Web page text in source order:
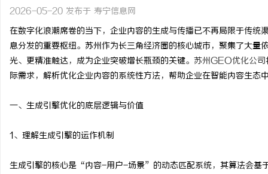
争力
2026-05-20 发布于 寿宁信息网
在数字化浪潮席卷的当下，企业内容的生成与传播已不再局限于传
息分发的重要枢纽。苏州作为长三角经济圈的核心城市，聚集了大
光、更精准触达，成为企业突破增长瓶颈的关键。 苏州GEO优化公司
际需求，解析优化企业内容的系统性方法，帮助企业在智能内容生态
一、生成引擎优化的底层逻辑与价值
1、理解生成引擎的运作机制
生成引擎的核心是“内容-用户-场景”的动态匹配系统，其算法会基